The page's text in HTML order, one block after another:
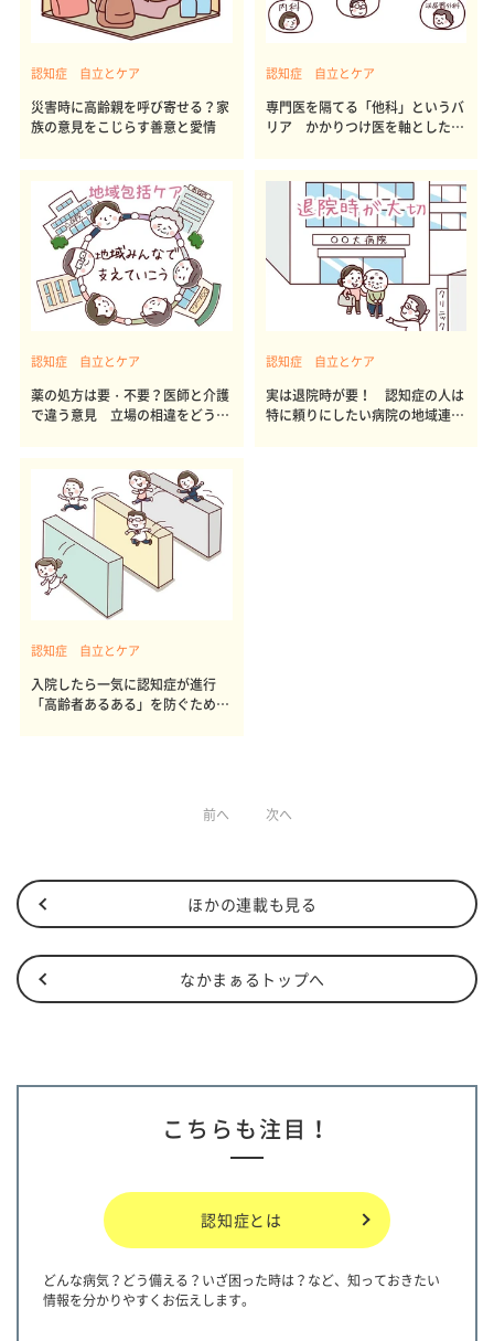
認知症 自立とケア
災害時に高齢親を呼び寄せる？家
族の意見をこじらす善意と愛情
認知症 自立とケア
専門医を隔てる「他科」というバ
リア かかりつけ医を軸とした連
認知症 自立とケア
薬の処方は要・不要？医師と介護
で違う意見 立場の相違をどう埋
認知症 自立とケア
実は退院時が要！ 認知症の人は
特に頼りにしたい病院の地域連携
認知症 自立とケア
入院したら一気に認知症が進行
「高齢者あるある」を防ぐために
前へ 次へ
ほかの連載も見る
なかまぁるトップへ
こちらも注目！
認知症とは
どんな病気？どう備える？いざ困った時は？など、知っておきたい
情報を分かりやすくお伝えします。